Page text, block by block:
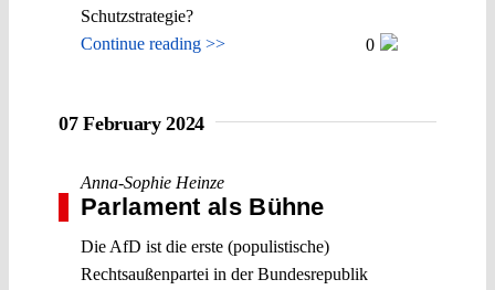
Schutzstrategie?
Continue reading >>
0
07 February 2024
Anna-Sophie Heinze
Parlament als Bühne
Die AfD ist die erste (populistische)
Rechtsaußenpartei in der Bundesrepublik